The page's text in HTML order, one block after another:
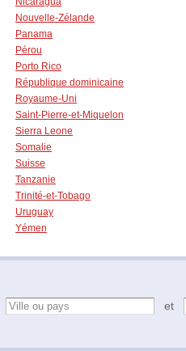
Nouvelle-Zélande
Panama
Pérou
Porto Rico
République dominicaine
Royaume-Uni
Saint-Pierre-et-Miquelon
Sierra Leone
Somalie
Suisse
Tanzanie
Trinité-et-Tobago
Uruguay
Yémen
et